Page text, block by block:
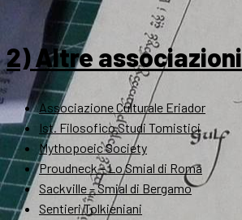
2) Altre associazioni
Associazione Culturale Eriador
Ist. Filosofico Studi Tomistici
Mythopoeic Society
Proudneck – Lo Smial di Roma
Sackville – Smial di Bergamo
Sentieri Tolkieniani